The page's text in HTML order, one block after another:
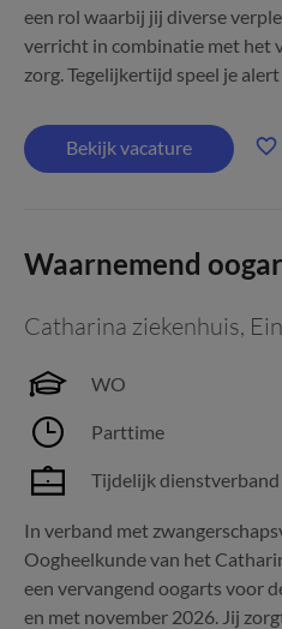
een rol waarbij jij diverse
verricht in combinatie met het
zorg. Tegelijkertijd speel je
Bekijk vacature
Waarnemend
Catharina ziekenhuis,
WO
Parttime
Tijdelijk dienstverband
In verband met
Oogheelkunde van het
een vervangend oogarts voor
en met november 2026. Jij